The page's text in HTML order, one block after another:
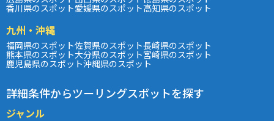
香川県のスポット愛媛県のスポット高知県のスポット
九州・沖縄
福岡県のスポット佐賀県のスポット長崎県のスポット
熊本県のスポット大分県のスポット宮崎県のスポット
鹿児島県のスポット沖縄県のスポット
詳細条件からツーリングスポットを探す
ジャンル